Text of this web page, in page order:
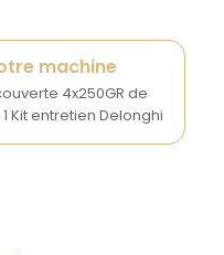
machine
4x250GR de
Kit entretien Delonghi